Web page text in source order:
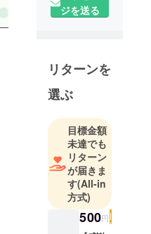
す。
ごす～を
テーマに活
動していま
す。
『授かる体
質改善プロ
ジェクト』
は日々の繰
り返しで変
化していく
ジを送る
リターンを
選ぶ
目標金額
未達でも
リターン
が届きま
す(All-in
方式)
500円